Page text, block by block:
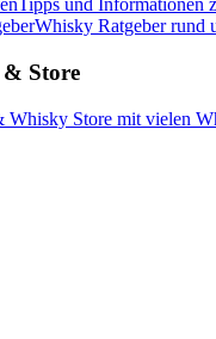
Tipps und Informationen
Whisky Ratgeber rund
Store